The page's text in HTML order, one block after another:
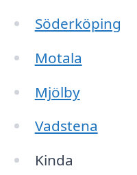
Söderköping
Motala
Mjölby
Vadstena
Kinda